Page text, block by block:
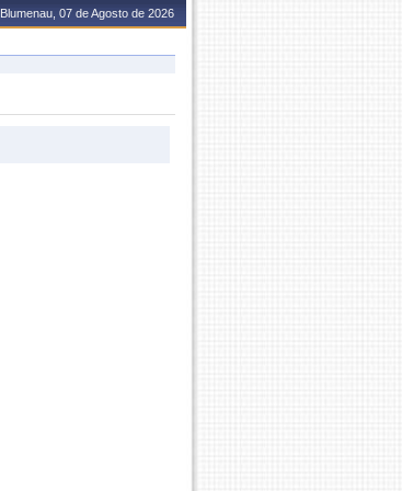
Blumenau, 07 de Agosto de 2026